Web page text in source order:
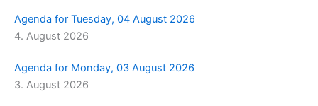
Agenda for Tuesday, 04 August 2026
4. August 2026
Agenda for Monday, 03 August 2026
3. August 2026